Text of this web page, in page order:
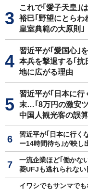
これで｢愛子天皇｣
裕巳｢野望にとらわ
皇室典範の大原則｣
習近平が｢愛国心｣
本兵を撃退する｢抗
地に広がる理由
習近平が｢日本に行
末…｢8万円の激安
中国人観光客の誤算
習近平が｢日本に行く
ー14時間待ち｣が映し
一流企業ほど｢働かな
菱UFJも逃れられな
イワシでもサンマで